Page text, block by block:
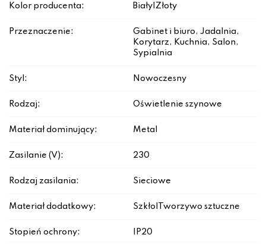
Kolor producenta: Biały|Złoty
Przeznaczenie:
Gabinet i biuro, Jadalnia,
Korytarz, Kuchnia, Salon,
Sypialnia
Styl: Nowoczesny
Rodzaj: Oświetlenie szynowe
Materiał dominujący: Metal
Zasilanie (V): 230
Rodzaj zasilania: Sieciowe
Materiał dodatkowy: Szkło|Tworzywo sztuczne
Stopień ochrony: IP20